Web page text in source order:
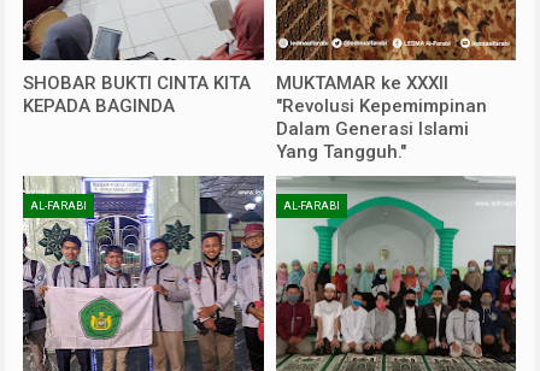
SHOBAR BUKTI CINTA KITA
KEPADA BAGINDA
MUKTAMAR ke XXXII
"Revolusi Kepemimpinan
Dalam Generasi Islami
Yang Tangguh."
AL-FARABI AL-FARABI